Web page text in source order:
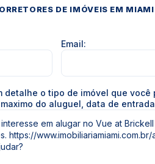
DE IMÓVEIS EM
Email:
detalhe o tipo de imóvel que você
do aluguel, data de